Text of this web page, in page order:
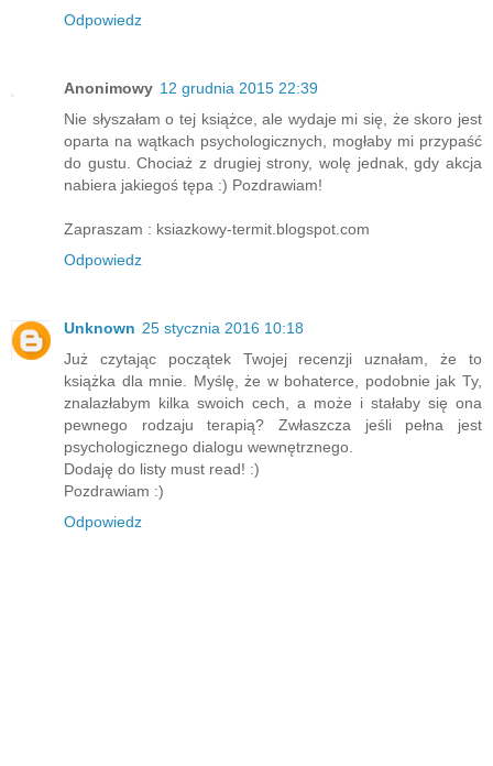
Odpowiedz
Anonimowy 12 grudnia 2015 22:39
Nie słyszałam o tej książce, ale wydaje mi się, że skoro jest
oparta na wątkach psychologicznych, mogłaby mi przypaść
do gustu. Chociaż z drugiej strony, wolę jednak, gdy akcja
nabiera jakiegoś tępa :) Pozdrawiam!
Zapraszam : ksiazkowy-termit.blogspot.com
Odpowiedz
Unknown 25 stycznia 2016 10:18
Już czytając początek Twojej recenzji uznałam, że to
książka dla mnie. Myślę, że w bohaterce, podobnie jak Ty,
znalazłabym kilka swoich cech, a może i stałaby się ona
pewnego rodzaju terapią? Zwłaszcza jeśli pełna jest
psychologicznego dialogu wewnętrznego.
Dodaję do listy must read! :)
Pozdrawiam :)
Odpowiedz